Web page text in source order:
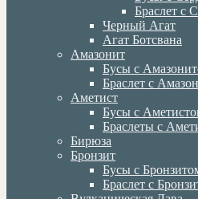
Браслет с
Черный Агат
Агат Ботсвана
Амазонит
Бусы с
Браслет с
Аметист
Бусы с
Браслеты с
Бирюза
Бронзит
Бусы с
Браслет с